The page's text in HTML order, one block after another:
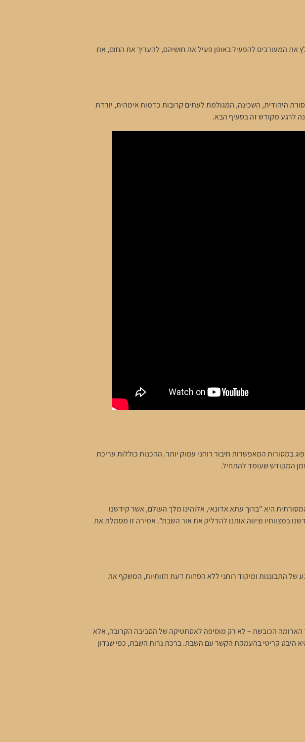
המעורבים להפעיל באופן פעיל את חושיהם, להעריך את החום, את
היהודית, השכינה, המגולמת לעתים קרובות כדמות אימהית, יורדת
לרגע מקודש זה בסעיף הבא.
המאפשרות חיבור רוחני עמוק יותר. ההכנות כוללות עריכת
המקודש שעומד להתחיל.
היא "ברוך עתא אדונאי, אלוהינו מלך העולם, אשר קידשנו
במצוותיו וציווה אותנו להדליק את אור השבת". אמירה זו מסמלת את
של התבוננות ומיקוד רוחני ללא הסחות דעת חזותיות, המשקף את
הכובשת – לא רק מוסיפה לאסתטיקה של הסביבה הקרובה, אלא
היא היבט קריטי בהעמקת הקשר עם השבת. ברכת נרות השבת, כפי שנדון